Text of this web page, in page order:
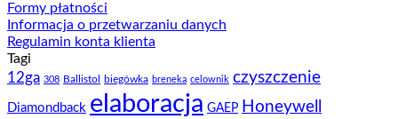
Formy płatności
Informacja o przetwarzaniu danych
Regulamin konta klienta
Tagi
12ga 308 Ballistol biegówka breneka celownik czyszczenie
Diamondback elaboracja GAEP Honeywell